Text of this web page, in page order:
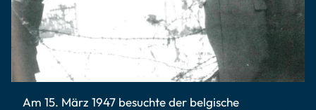
Am 15. März 1947 besuchte der belgische